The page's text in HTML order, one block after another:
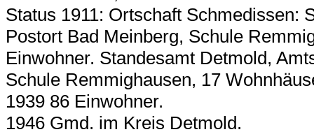
Status 1911: Ortschaft Schmedissen:
Postort Bad Meinberg, Schule
Einwohner. Standesamt Detmold,
Schule Remmighausen, 17
1939 86 Einwohner.
1946 Gmd. im Kreis Detmold.